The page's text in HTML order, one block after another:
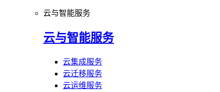
云与智能服务
云与智能服务
云集成服务
云迁移服务
云运维服务